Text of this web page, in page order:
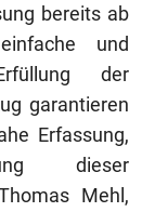
bereits ab
und
der
garantieren
Erfassung,
dieser
Mehl,